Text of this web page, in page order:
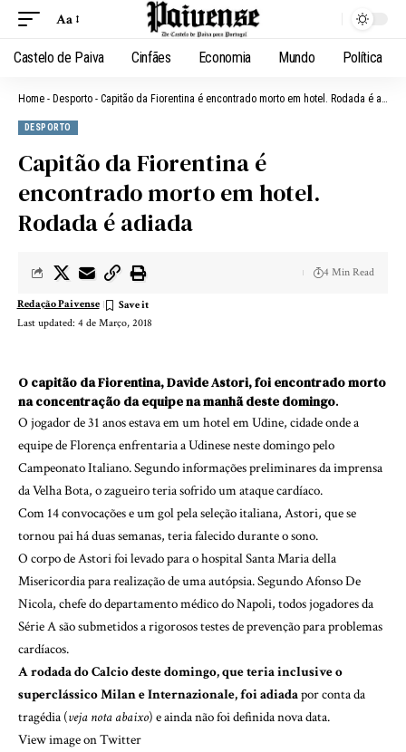
Aa
Castelo de Paiva Cinfães Economia Mundo Política
Home - Desporto - Capitão da Fiorentina é encontrado morto em hotel. Rodada é adiada
DESPORTO
Capitão da Fiorentina é
encontrado morto em hotel.
Rodada é adiada
Last updated: 4 de Março, 2018
Redação Paivense
4 Min Read
O capitão da Fiorentina, Davide Astori, foi encontrado morto
na concentração da equipe na manhã deste domingo.
O jogador de 31 anos estava em um hotel em Udine, cidade onde a
equipe de Florença enfrentaria a Udinese neste domingo pelo
Campeonato Italiano. Segundo informações preliminares da imprensa
da Velha Bota, o zagueiro teria sofrido um ataque cardíaco.
Com 14 convocações e um gol pela seleção italiana, Astori, que se
tornou pai há duas semanas, teria falecido durante o sono.
O corpo de Astori foi levado para o hospital Santa Maria della
Misericordia para realização de uma autópsia. Segundo Afonso De
Nicola, chefe do departamento médico do Napoli, todos jogadores da
Série A são submetidos a rigorosos testes de prevenção para problemas
cardíacos.
A rodada do Calcio deste domingo, que teria inclusive o
superclássico Milan e Internazionale, foi adiadapor conta da
tragédia (veja nota abaixo) e ainda não foi definida nova data.
View image on Twitter